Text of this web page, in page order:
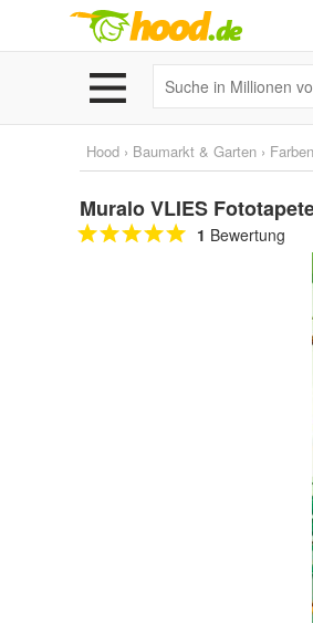
Hood › Baumarkt & Garten ›
Muralo VLIES
1 Bewertung